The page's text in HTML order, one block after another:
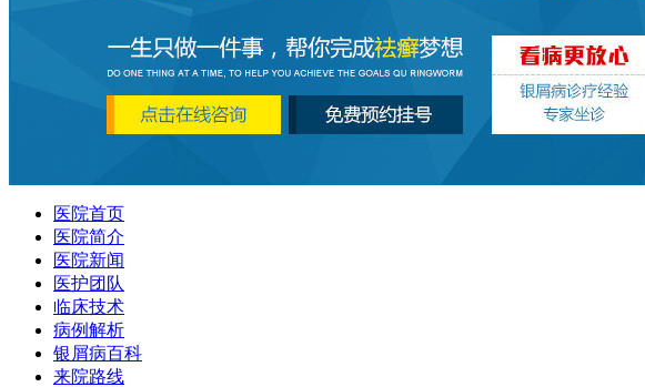
医院首页
医院简介
医院新闻
医护团队
临床技术
病例解析
银屑病百科
来院路线